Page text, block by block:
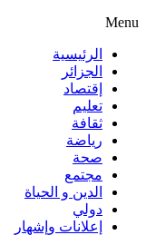
Menu
الرئيسية
الجزائر
إقتصاد
تعليم
ثقافة
رياضة
صحة
مجتمع
الدين و الحياة
دولي
إعلانات وإشهار